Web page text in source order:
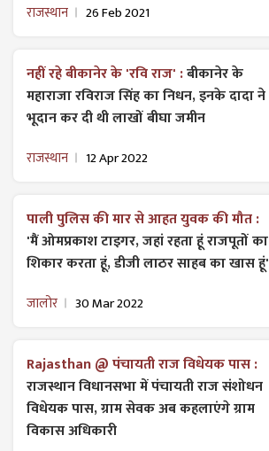
राजस्थान 26 Feb 2021
नहीं रहे बीकानेर के 'रवि राज' :बीकानेर के
महाराजा रविराज सिंह का निधन, इनके दादा ने
भूदान कर दी थी लाखों बीघा जमीन
राजस्थान 12 Apr 2022
पाली पुलिस की मार से आहत युवक की मौत :
'मैं ओमप्रकाश टाइगर, जहां रहता हूं राजपूतों का
शिकार करता हूं, डीजी लाठर साहब का खास हूं'
जालोर 30 Mar 2022
Rajasthan @ पंचायती राज विधेयक पास :
राजस्थान विधानसभा में पंचायती राज ​संशोधन
विधेयक पास, ग्राम सेवक अब कहलाएंगे ग्राम
विकास अधिकारी